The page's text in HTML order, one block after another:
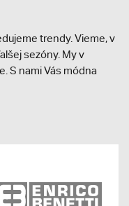
trendy. Vieme, v
sezóny. My v
S nami Vás módna